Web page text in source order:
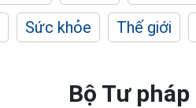
Sức khỏe Thế giới
Bộ Tư